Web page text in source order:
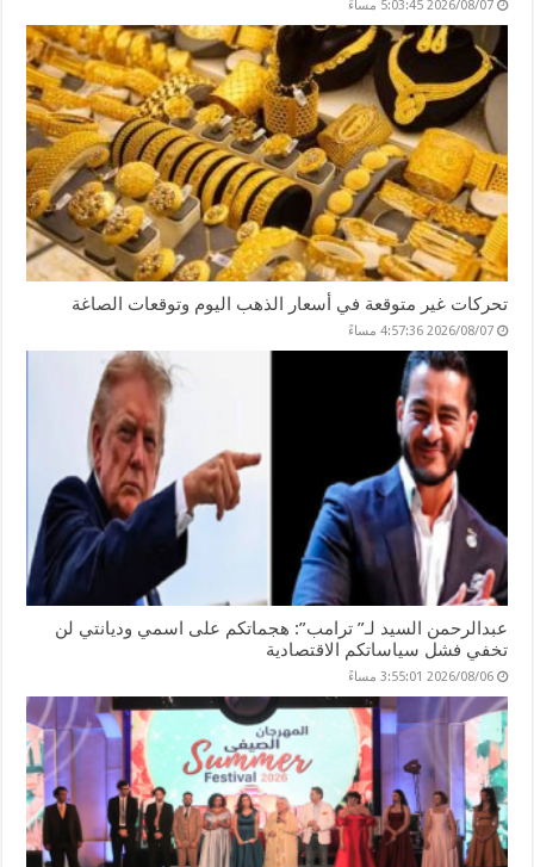
2026/08/07 5:03:45 مساءً
تحركات غير متوقعة في أسعار الذهب اليوم وتوقعات الصاغة
2026/08/07 4:57:36 مساءً
عبدالرحمن السيد لـ” ترامب”: هجماتكم على اسمي وديانتي لن
تخفي فشل سياساتكم الاقتصادية
2026/08/06 3:55:01 مساءً